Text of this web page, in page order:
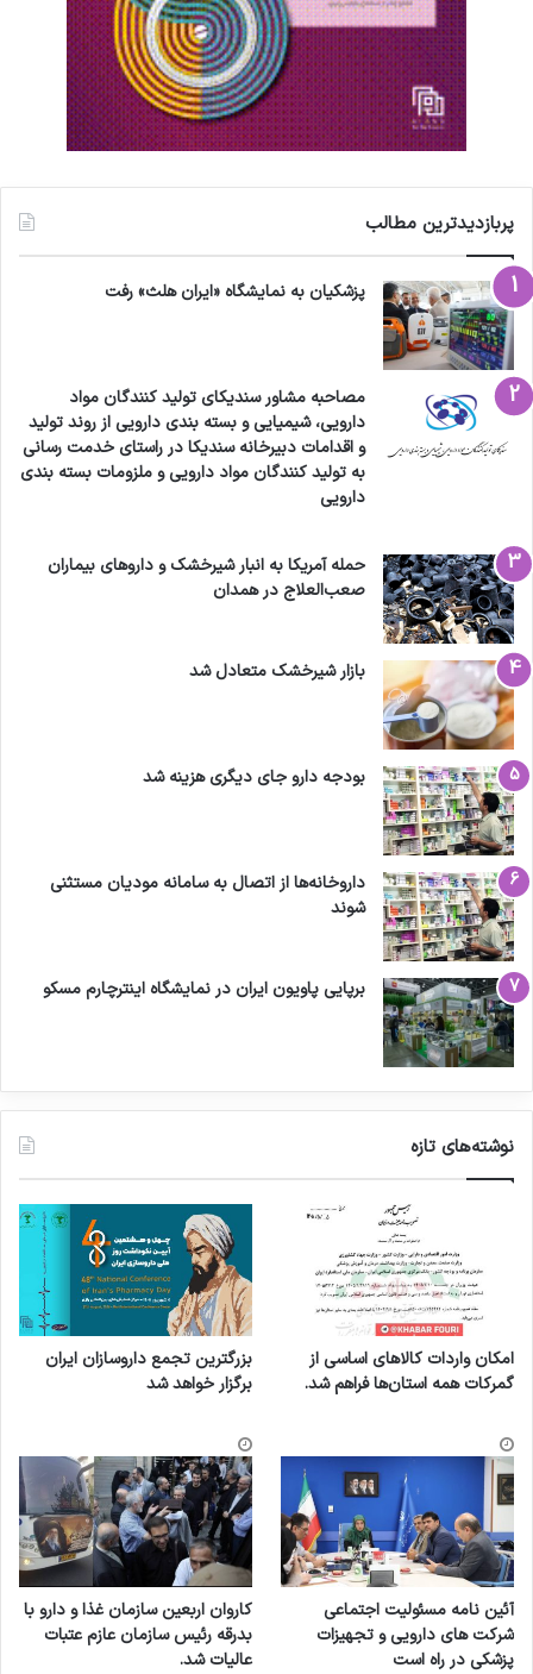
پربازدیدترین مطالب
پزشکیان به نمایشگاه «ایران هلث» رفت
مصاحبه مشاور سندیکای تولید کنندگان مواد
دارویی، شیمیایی و بسته بندی دارویی از روند تولید
و اقدامات دبیرخانه سندیکا در راستای خدمت رسانی
به تولید کنندگان مواد دارویی و ملزومات بسته بندی
دارویی
حمله آمریکا به انبار شیرخشک و داروهای بیماران
صعب‌العلاج در همدان
بازار شیرخشک متعادل شد
بودجه دارو جای دیگری هزینه شد
داروخانه‌ها از اتصال به سامانه مودیان مستثنی
شوند
برپایی پاویون ایران در نمایشگاه اینترچارم مسکو
نوشته‌های تازه
امکان واردات کالاهای اساسی از
گمرکات همه استان‌ها فراهم شد.
بزرگترین تجمع داروسازان ایران
برگزار خواهد شد
آئین نامه مسئولیت اجتماعی
شرکت های دارویی و تجهیزات
پزشکی در راه است
کاروان اربعین سازمان غذا و دارو با
بدرقه رئیس سازمان عازم عتبات
عالیات شد.